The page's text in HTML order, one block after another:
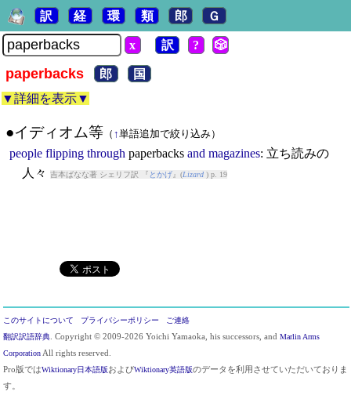
訳 経 環 類 郎 Ｇ
x 訳 ? 🎲
paperbacks 郎
国
▼詳細を表示▼
●イディオム等（ ↑単語追加で絞り込み）
people flipping through paperbacks and magazines: 立ち読みの
人々
吉本ばなな著 シェリフ訳 『 とかげ』(Lizard) p. 19
このサイトについて プライバシーポリシー
ご連絡
翻訳訳語辞典 . Copyright © 2009-2026 Yoichi Yamaoka, his successors, and Marlin Arms
Corporation All rights reserved.
Pro版ではWiktionary日本語版およびWiktionary英語版のデータを利用させていただいておりま
す。